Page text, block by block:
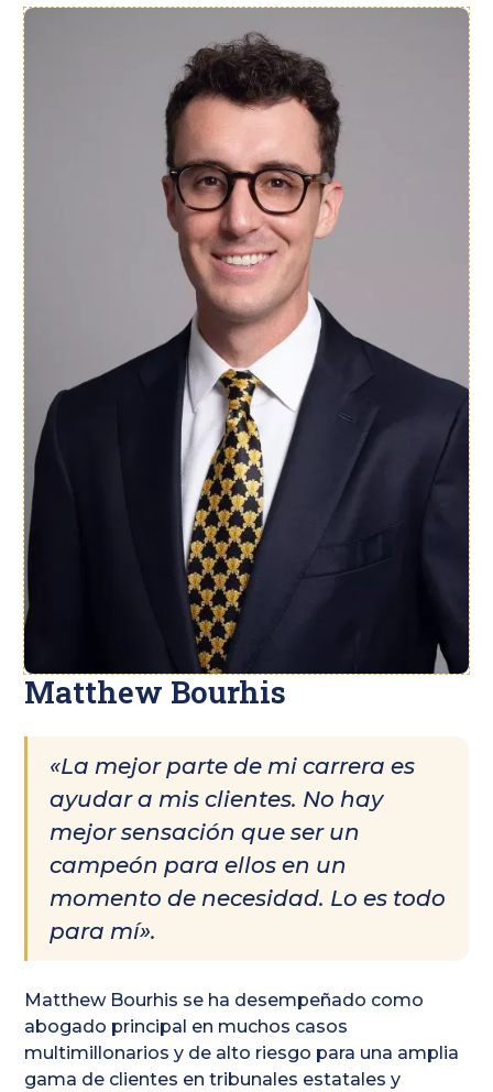
Matthew Bourhis
«La mejor parte de mi carrera es
ayudar a mis clientes. No hay
mejor sensación que ser un
campeón para ellos en un
momento de necesidad. Lo es todo
para mí».
Matthew Bourhis se ha desempeñado como
abogado principal en muchos casos
multimillonarios y de alto riesgo para una amplia
gama de clientes en tribunales estatales y